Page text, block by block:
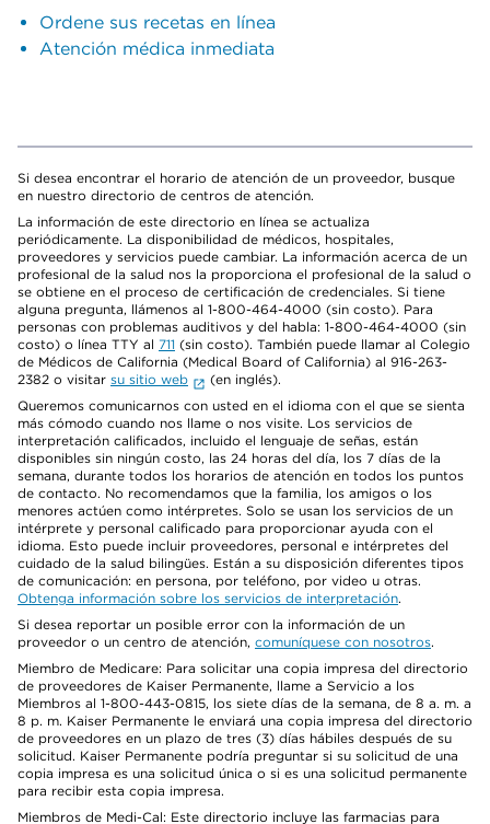
Ordene sus recetas en línea
Atención médica inmediata
Si desea encontrar el horario de atención de un proveedor, busque
en nuestro directorio de centros de atención.
La información de este directorio en línea se actualiza
periódicamente. La disponibilidad de médicos, hospitales,
proveedores y servicios puede cambiar. La información acerca de un
profesional de la salud nos la proporciona el profesional de la salud o
se obtiene en el proceso de certificación de credenciales. Si tiene
alguna pregunta, llámenos al 1-800-464-4000 (sin costo). Para
personas con problemas auditivos y del habla: 1-800-464-4000 (sin
costo) o línea TTY al 711 (sin costo). También puede llamar al Colegio
de Médicos de California (Medical Board of California) al 916-263-
2382 o visitar su sitio web
(en inglés).
Queremos comunicarnos con usted en el idioma con el que se sienta
más cómodo cuando nos llame o nos visite. Los servicios de
interpretación calificados, incluido el lenguaje de señas, están
disponibles sin ningún costo, las 24 horas del día, los 7 días de la
semana, durante todos los horarios de atención en todos los puntos
de contacto. No recomendamos que la familia, los amigos o los
menores actúen como intérpretes. Solo se usan los servicios de un
intérprete y personal calificado para proporcionar ayuda con el
idioma. Esto puede incluir proveedores, personal e intérpretes del
cuidado de la salud bilingües. Están a su disposición diferentes tipos
de comunicación: en persona, por teléfono, por video u otras.
Obtenga información sobre los servicios de interpretación.
Si desea reportar un posible error con la información de un
proveedor o un centro de atención, comuníquese con nosotros.
Miembro de Medicare: Para solicitar una copia impresa del directorio
de proveedores de Kaiser Permanente, llame a Servicio a los
Miembros al 1-800-443-0815, los siete días de la semana, de 8 a. m. a
8 p. m. Kaiser Permanente le enviará una copia impresa del directorio
de proveedores en un plazo de tres (3) días hábiles después de su
solicitud. Kaiser Permanente podría preguntar si su solicitud de una
copia impresa es una solicitud única o si es una solicitud permanente
para recibir esta copia impresa.
Miembros de Medi-Cal: Este directorio incluye las farmacias para